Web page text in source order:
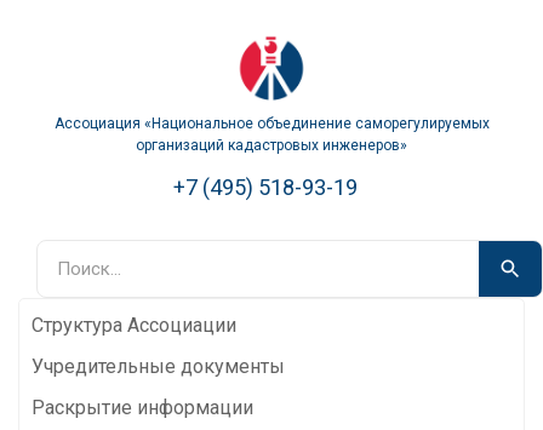
Ассоциация «Национальное объединение саморегулируемых
организаций кадастровых инженеров»
+7 (495) 518-93-19
Структура Ассоциации
Учредительные документы
Раскрытие информации